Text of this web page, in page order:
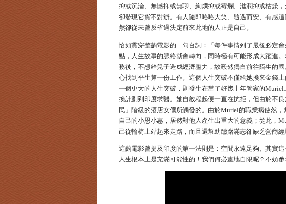
抑或沉淪、無憾抑或無聊、絢爛抑或霉爛、滋潤抑或枯燥
卻發現它貨不對辦。有人隨即咯咯大笑、隨遇而安、有感
然卻從未曾反省過決定前來此地的人正是自己。
恰如貫穿整齣電影的一句台詞：「每件事情到了最後必定
點，人生故事的脈絡就會轉向，同時極有可能形成大躍進
務後，不想給兒子造成經濟壓力，故毅然獨自前往陌生的
心找到平生第一份工作。這個人生突破不僅給她換來金錢
一個更大的人生突破，則發生在當了好幾十年管家的
換計劃到印度求醫。她自啟程起便一直在抗拒，但由於不
民」階級的酒店女僕所觸發的。由於Muriel的職業病使然
自己的小恩小惠，居然對他人產生出重大的意義；從此，
己從輪椅上站起來走路，而且還幫助躊躇滿志卻缺乏營商
這齣電影曾提及印度的第一法則是：空間永遠足夠。其實
人生根本上是充滿可能性的！我們何必畫地自限呢？不妨